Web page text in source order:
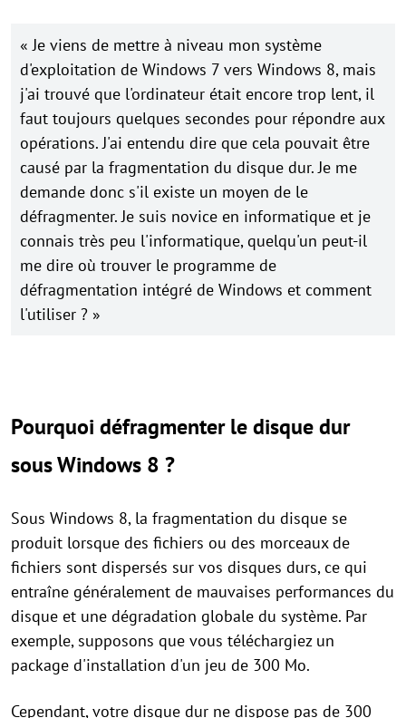
« Je viens de mettre à niveau mon système
d'exploitation de Windows 7 vers Windows 8, mais
j'ai trouvé que l'ordinateur était encore trop lent, il
faut toujours quelques secondes pour répondre aux
opérations. J'ai entendu dire que cela pouvait être
causé par la fragmentation du disque dur. Je me
demande donc s'il existe un moyen de le
défragmenter. Je suis novice en informatique et je
connais très peu l'informatique, quelqu'un peut-il
me dire où trouver le programme de
défragmentation intégré de Windows et comment
l'utiliser ? »
Pourquoi défragmenter le disque dur
sous Windows 8 ?
Sous Windows 8, la fragmentation du disque se
produit lorsque des fichiers ou des morceaux de
fichiers sont dispersés sur vos disques durs, ce qui
entraîne généralement de mauvaises performances du
disque et une dégradation globale du système. Par
exemple, supposons que vous téléchargiez un
package d'installation d'un jeu de 300 Mo.
Cependant, votre disque dur ne dispose pas de 300